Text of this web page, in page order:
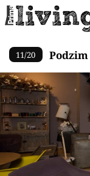
Trendy: JAK
BYDLENÍ SLAVNÝCH
Témata
Podzim v
11/20